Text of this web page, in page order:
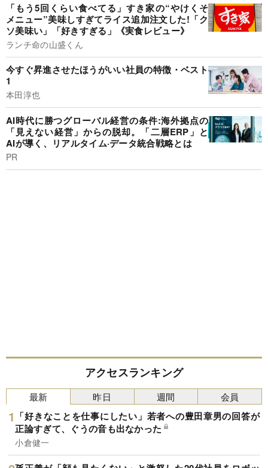
「もう5回くらい食べてる」すき家の“やけくそ
メニュー”美味しすぎてライス追加注文した!「ク
ソ美味い」「好きすぎる」《実食レビュー》
ランチ命の山盛くん
今すぐ昇進させたほうがいい社員の特徴・ベスト
1
本田淳也
AI時代に勝つグローバル経営の条件:海外拠点の
「見えない経営」からの脱却。「二層ERP」と
AIが導く、リアルタイム·データ統合戦略とは
PR
アクセスランキング
最新
「好きなことを仕事にしたい」若者への豊田章男の回答が
正論すぎて、ぐうの音も出なかった
小倉健一
昨日 週間 会員